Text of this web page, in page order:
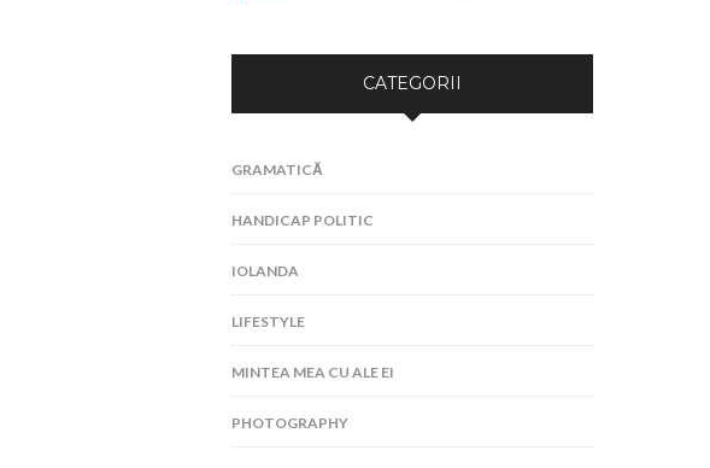
CATEGORII
GRAMATICĂ
HANDICAP POLITIC
IOLANDA
LIFESTYLE
MINTEA MEA CU ALE EI
PHOTOGRAPHY